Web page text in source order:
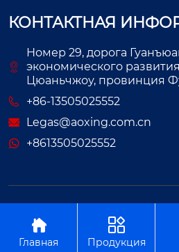
КОНТАКТНАЯ
Номер 29, дорога
экономического
Цюаньчжоу, провинция
+86-13505025552
Legas@aoxing.com.cn
+8613505025552

Главная

Продукция